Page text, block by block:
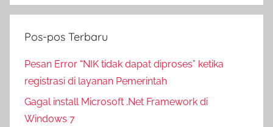
Pos-pos Terbaru
Pesan Error “NIK tidak dapat diproses” ketika
registrasi di layanan Pemerintah
Gagal install Microsoft .Net Framework di
Windows 7